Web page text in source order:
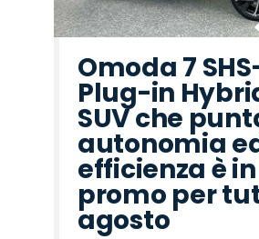
Omoda 7
Plug-in
SUV che
autonomia
efficienza è in
promo per
agosto